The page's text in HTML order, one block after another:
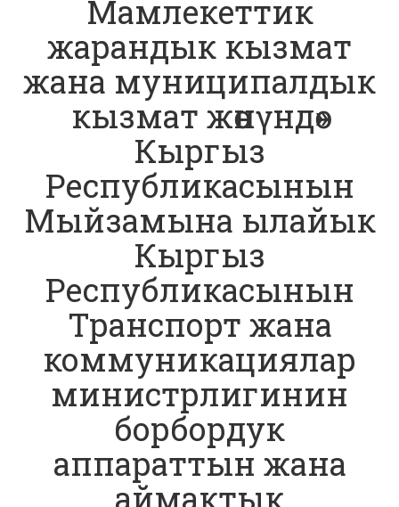
Мамлекеттик
жарандык кызмат
жана муниципалдык
кызмат жөнүндө»
Кыргыз
Республикасынын
Мыйзамына ылайык
Кыргыз
Республикасынын
Транспорт жана
коммуникациялар
министрлигинин
борбордук
аппараттын жана
аймактык